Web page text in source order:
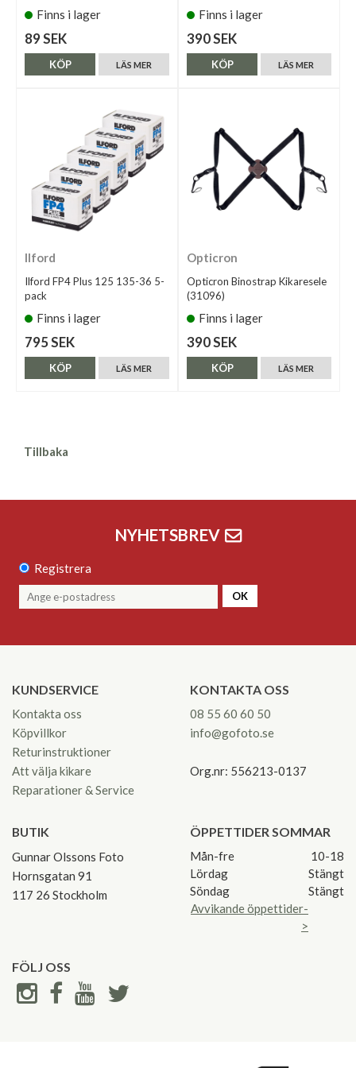
Finns i lager
89 SEK
LÄS MER
KÖP
Finns i lager
390 SEK
LÄS MER
KÖP
Ilford
Ilford FP4 Plus 125 135-36 5-
pack
Finns i lager
795 SEK
LÄS MER
KÖP
Opticron
Opticron Binostrap Kikaresele
(31096)
Finns i lager
390 SEK
LÄS MER
KÖP
Tillbaka
NYHETSBREV
Registrera
OK
KUNDSERVICE
Kontakta oss
Köpvillkor
Returinstruktioner
Att välja kikare
Reparationer & Service
KONTAKTA OSS
08 55 60 60 50
info@gofoto.se
Org.nr: 556213-0137
BUTIK
Gunnar Olssons Foto
Hornsgatan 91
117 26 Stockholm
ÖPPETTIDER SOMMAR
Mån-fre
10-18
Lördag
Stängt
Söndag
Stängt
Avvikande öppettider-
>
FÖLJ OSS